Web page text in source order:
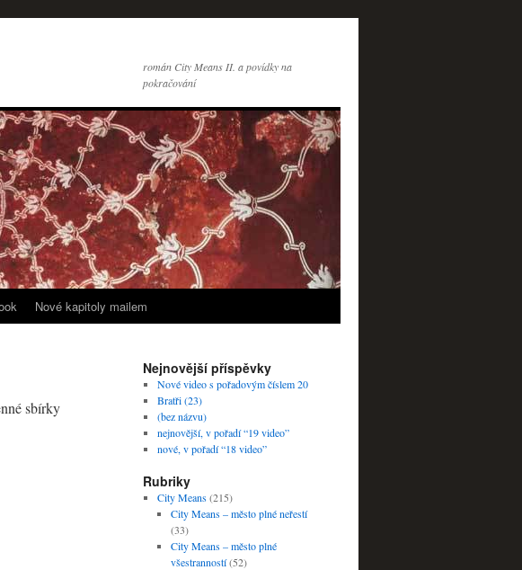
román City Means II. a povídky na
pokračování
Nové kapitoly mailem
sbírky
Nejnovější příspěvky
Nové video s pořadovým číslem 20
Bratři (23)
(bez názvu)
nejnovější, v pořadí “19 video”
nové, v pořadí “18 video”
Rubriky
City Means(215)
City Means – město plné neřestí
(33)
City Means – město plné
všestranností(52)